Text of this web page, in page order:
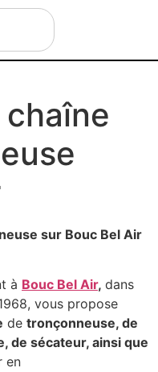
sur Bouc Bel Air
à Bouc Bel Air, dans
vous propose
de tronçonneuse, de
de sécateur, ainsi que
en